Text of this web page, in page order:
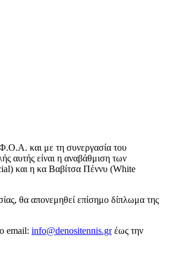
και με τη συνεργασία του
αυτής είναι η αναβάθμιση των
και η κα Βαβίτσα Πέννυ (White
θα απονεμηθεί επίσημο δίπλωμα της
email: info@denositennis.grέως την